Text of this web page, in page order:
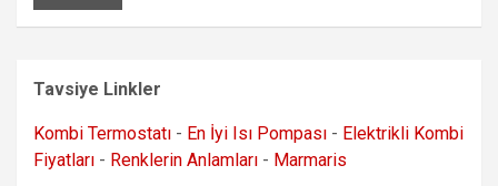
Tavsiye Linkler
Kombi Termostatı - En İyi Isı Pompası - Elektrikli Kombi
Fiyatları - Renklerin Anlamları - Marmaris